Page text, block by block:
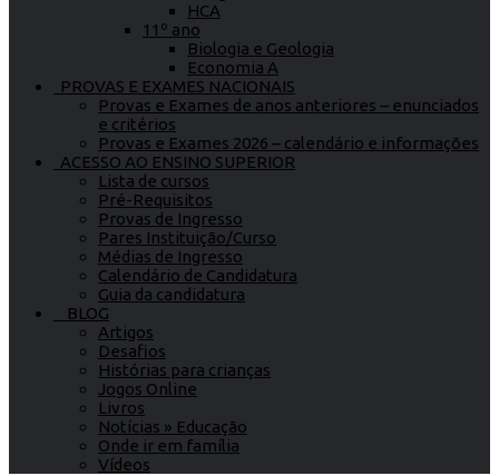
HCA
11º ano
Biologia e Geologia
Economia A
PROVAS E EXAMES NACIONAIS
Provas e Exames de anos anteriores – enunciados
e critérios
Provas e Exames 2026 – calendário e informações
ACESSO AO ENSINO SUPERIOR
Lista de cursos
Pré-Requisitos
Provas de Ingresso
Pares Instituição/Curso
Médias de Ingresso
Calendário de Candidatura
Guia da candidatura
BLOG
Artigos
Desafios
Histórias para crianças
Jogos Online
Livros
Notícias » Educação
Onde ir em família
Vídeos